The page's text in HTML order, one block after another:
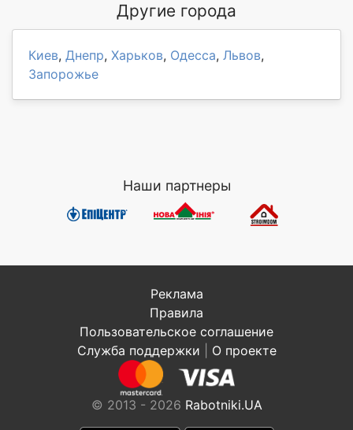
Другие города
Киев, Днепр, Харьков, Одесса, Львов,
Запорожье
Наши партнеры
Реклама
Правила
Пользовательское соглашение
Служба поддержки
О проекте
© 2013 - 2026 Rabotniki.UA